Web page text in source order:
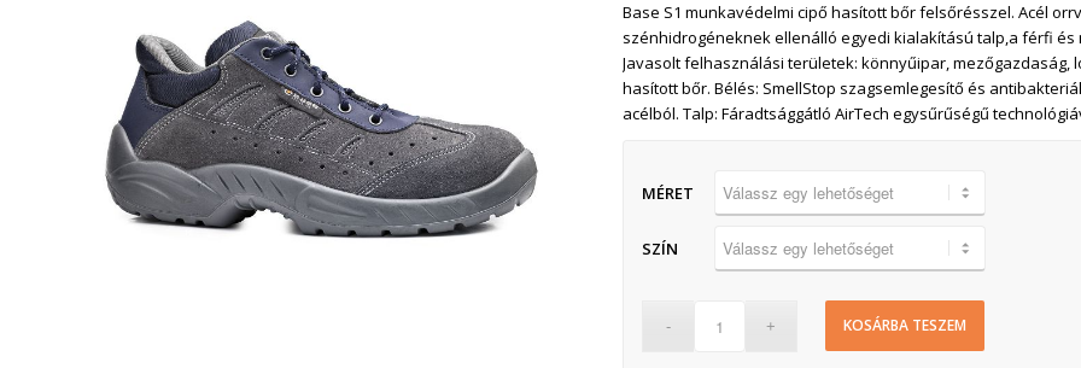
Base S1 munkavédelmi cipő hasított bőr felsőrésszel. Acél
szénhidrogéneknek ellenálló egyedi kialakítású talp,a férfi
Javasolt felhasználási területek: könnyűipar, mezőgazdaság,
hasított bőr. Bélés: SmellStop szagsemlegesítő és
acélból. Talp: Fáradtsággátló AirTech egysűrűségű
MÉRET
SZÍN
KOSÁRBA TESZEM